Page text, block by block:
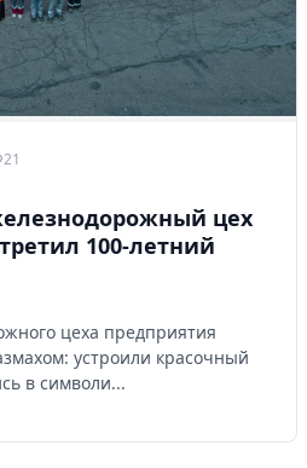
21
цех
100-летний
цеха предприятия
устроили красочный
в символи...